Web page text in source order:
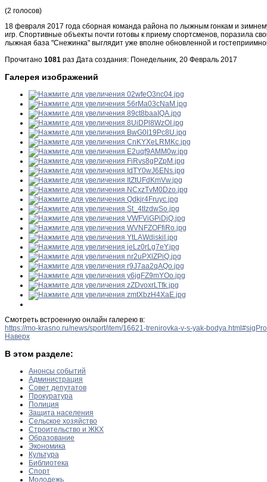
(2 голосов)
18 февраля 2017 года сборная команда района по лыжным гонкам и
игр. Спортивные объекты почти готовы к приему спортсменов, поразила
лыжная база "Снежинка" выглядит уже вполне обновленной и
Прочитано 1081 раз Дата создания: Понедельник, 20 Февраль 2017
Галерея изображений
Смотреть встроенную онлайн галерею в:
https://mo-krasno.ru/news/sport/item/16621-trenirovka-v-s-yak-
Наверх
В этом разделе:
Анонсы событий
Администрация
Совет депутатов
Прокуратура
Полиция
Защита населения
Сельское хозяйство
Строительство и ЖКХ
Образование
Экономика
Культура
Библиотека
Спорт
Молодежь